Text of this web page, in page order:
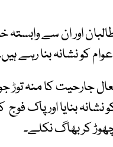
طالبان اور ان سے
نشانہ بنا رہے
جارحیت کا منہ
بنایا اور پاک فوج
کر بھاگ نکلے۔